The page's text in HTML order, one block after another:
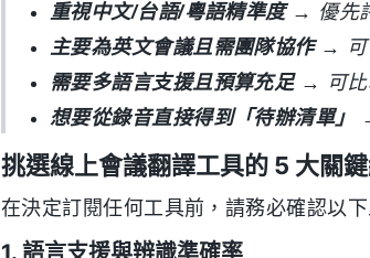
重視中文/台語/粵語精準度→ 優先
主要為英文會議且需團隊協作→ 可
需要多語言支援且預算充足→ 可比
想要從錄音直接得到「待辦清單」
挑選線上會議翻譯工具的 5 大關
在決定訂閱任何工具前，請務必確認以
1. 語言支援與辨識準確率